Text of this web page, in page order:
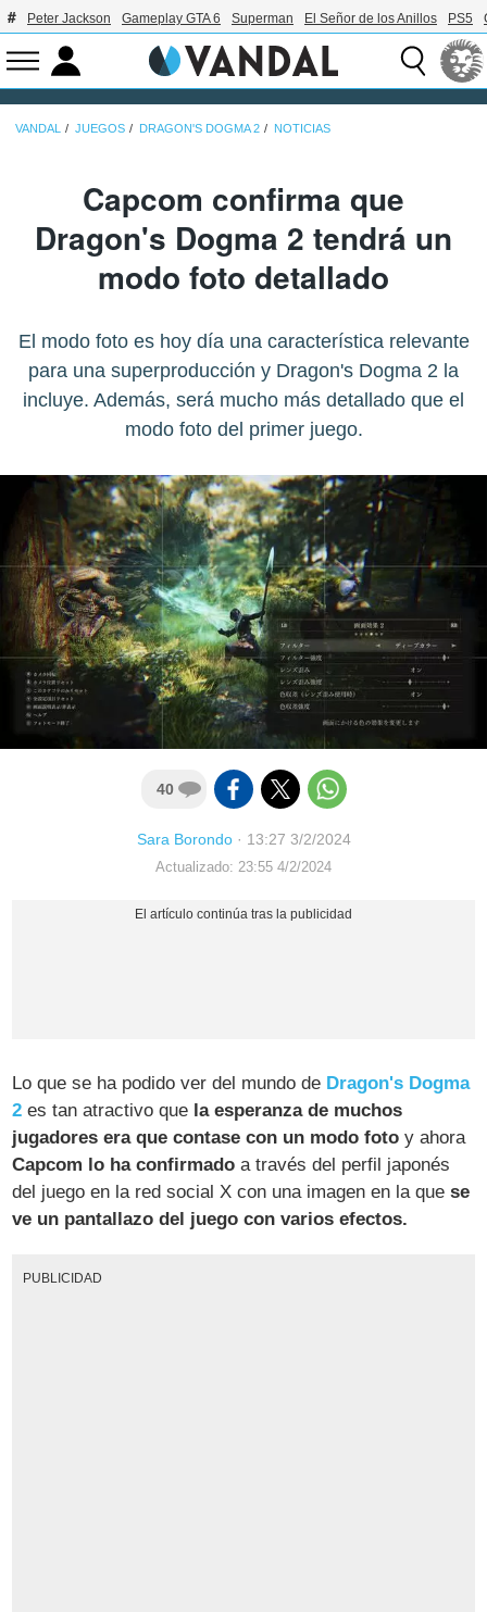
Peter Jackson Gameplay GTA 6 Superman El Señor de los Anillos PS5
VANDAL JUEGOS DRAGON'S DOGMA 2 NOTICIAS
Capcom confirma que
Dragon's Dogma 2 tendrá un
modo foto detallado
El modo foto es hoy día una característica relevante
para una superproducción y Dragon's Dogma 2 la
incluye. Además, será mucho más detallado que el
modo foto del primer juego.
40
Sara Borondo· 13:27 3/2/2024
Actualizado: 23:55 4/2/2024
Lo que se ha podido ver del mundo de Dragon's Dogma
2 es tan atractivo que la esperanza de muchos
jugadores era que contase con un modo foto y ahora
Capcom lo ha confirmado a través del perfil japonés
del juego en la red social X con una imagen en la quese
ve un pantallazo del juego con varios efectos.
PUBLICIDAD